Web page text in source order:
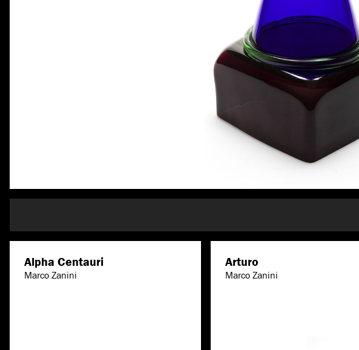
Alpha Centauri
Marco Zanini
Arturo
Marco Zanini